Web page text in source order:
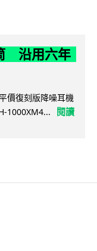
沿用六年
價復刻版降噪耳機
1000XM4...
閱讀